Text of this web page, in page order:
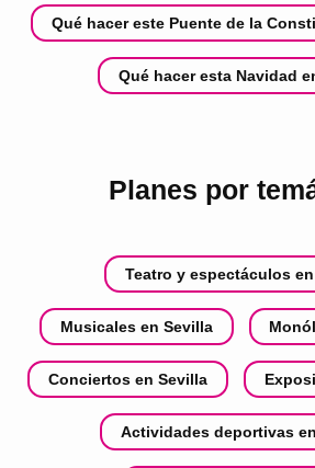
Qué hacer este Puente de la
Qué hacer esta Navidad
Planes por
Teatro y espectáculos
Musicales en Sevilla
Conciertos en Sevilla
Actividades deportivas